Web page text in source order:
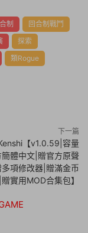
制
回合制戰鬥
探索
類Rogue
下一篇
【v1.0.59|容量
簡體中文|贈官方原聲
項修改器|贈滿金币
實用MOD合集包】